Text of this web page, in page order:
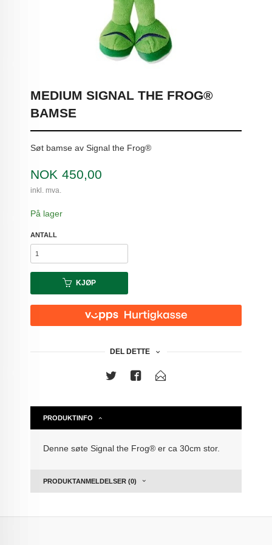
MEDIUM SIGNAL THE FROG®
BAMSE
Søt bamse av Signal the Frog®
Pris
NOK 450,00
inkl. mva.
På lager
ANTALL
KJØP
DEL DETTE
PRODUKTINFO
Denne søte Signal the Frog® er ca 30cm stor.
PRODUKTANMELDELSER (0)